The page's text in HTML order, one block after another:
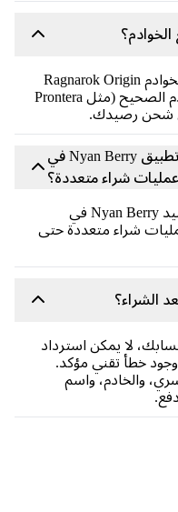
عملة Nyan Berry مخصصة لخوادم Ragnarok Origin
العالمية. تأكد من اختيار الخادم الصحيح (مثل Prontera
هل يمكنني استخدام تطبيق Nyan Berry في
شراء متعددة؟
نعم. بعد الاسترداد، يبقى رصيد Nyan Berry في
متعددة حتى
لا يمكن استرداد
تقني مؤكد.
واسم